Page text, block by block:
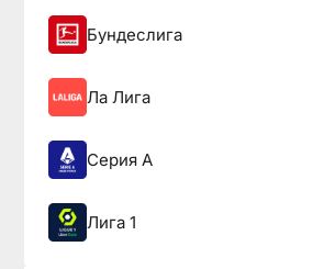
Бундеслига
Ла Лига
Серия А
Лига 1